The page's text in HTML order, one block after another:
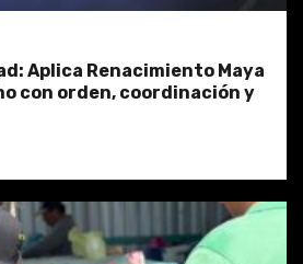
Aplica Renacimiento Maya
con orden, coordinación y